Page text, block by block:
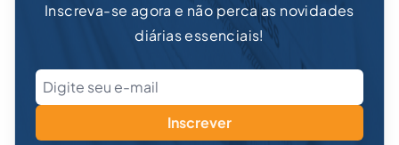
Inscreva-se agora e não perca as novidades
diárias essenciais!
Inscrever